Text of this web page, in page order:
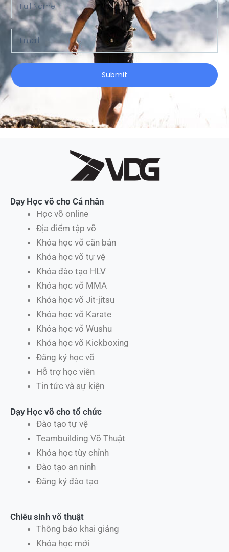
Name
Email
Submit
Dạy Học võ cho Cá nhân
Học võ online
Địa điểm tập võ
Khóa học võ căn bản
Khóa học võ tự vệ
Khóa đào tạo HLV
Khóa học võ MMA
Khóa học võ Jit-jitsu
Khóa học võ Karate
Khóa học võ Wushu
Khóa học võ Kickboxing
Đăng ký học võ
Hỗ trợ học viên
Tin tức và sự kiện
Dạy Học võ cho tổ chức
Đào tạo tự vệ
Teambuilding Võ Thuật
Khóa học tùy chỉnh
Đào tạo an ninh
Đăng ký đào tạo
Chiêu sinh võ thuật
Thông báo khai giảng
Khóa học mới